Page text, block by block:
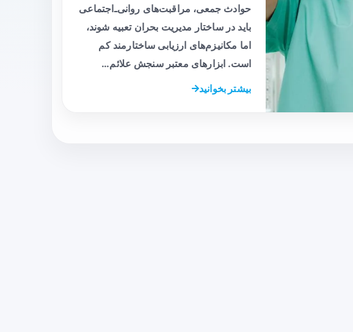
حوادث جمعی، مراقبت‌های روانی‌ـ‌اجتماعی
باید در ساختار مدیریت بحران تعبیه شوند،
اما مکانیزم‌های ارزیابی ساختارمند کم
است. ابزارهای معتبر سنجش علائم…
بیشتر بخوانید